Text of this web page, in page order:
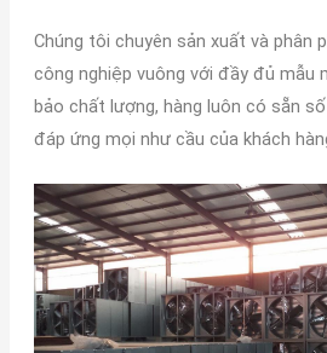
Chúng tôi chuyên sản xuất và phân
công nghiệp vuông với đầy đủ mẫu
bảo chất lượng, hàng luôn có sẵn
đáp ứng mọi như cầu của khách